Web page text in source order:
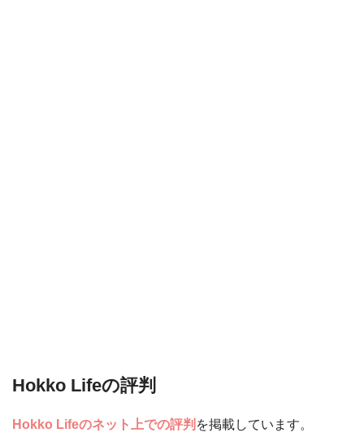
Hokko Lifeの評判
Hokko Lifeのネット上での評判 を掲載しています。